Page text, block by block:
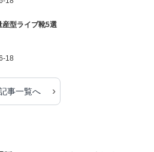
産型ライブ靴5選
18
事一覧へ ›